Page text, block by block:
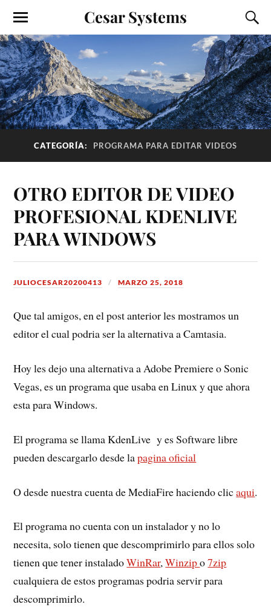
Cesar Systems
CATEGORÍA: PROGRAMA PARA EDITAR VIDEOS
OTRO EDITOR DE VIDEO
PROFESIONAL KDENLIVE
PARA WINDOWS
JULIOCESAR20200413 MARZO 25, 2018
Que tal amigos, en el post anterior les mostramos un
editor el cual podria ser la alternativa a Camtasia.
Hoy les dejo una alternativa a Adobe Premiere o Sonic
Vegas, es un programa que usaba en Linux y que ahora
esta para Windows.
El programa se llama KdenLive y es Software libre
pueden descargarlo desde lapagina oficial
O desde nuestra cuenta de MediaFire haciendo clicaqui.
El programa no cuenta con un instalador y no lo
necesita, solo tienen que descomprimirlo para ellos solo
tienen que tener instaladoWinRar,Winzipo7zip
cualquiera de estos programas podria servir para
descomprimirlo.